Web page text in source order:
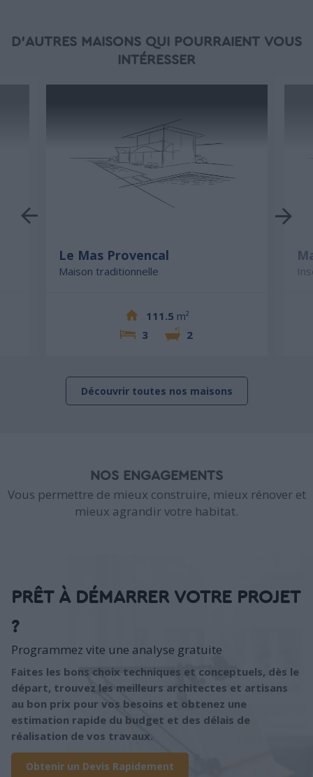
D'AUTRES MAISONS QUI POURRAIENT VOUS
INTÉRESSER
Le Mas Provencal
Maison traditionnelle
111.5 m²
3
2
Découvrir toutes nos maisons
NOS ENGAGEMENTS
Vous permettre de mieux construire, mieux rénover et
mieux agrandir votre habitat.
PRÊT À DÉMARRER VOTRE PROJET
?
Programmez vite une analyse gratuite
Faites les bons choix techniques et conceptuels, dès le
départ, trouvez les meilleurs architectes et artisans
au bon prix pour vos besoins et obtenez une
estimation rapide du budget et des délais de
réalisation de vos travaux.
Obtenir un Devis Rapidement